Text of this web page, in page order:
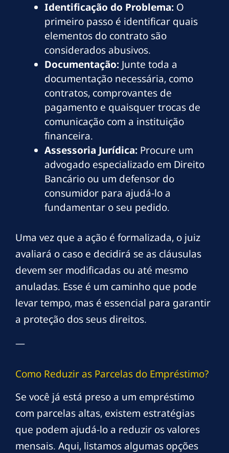
Identificação do Problema: O
primeiro passo é identificar quais
elementos do contrato são
considerados abusivos.
Documentação: Junte toda a
documentação necessária, como
contratos, comprovantes de
pagamento e quaisquer trocas de
comunicação com a instituição
financeira.
Assessoria Jurídica: Procure um
advogado especializado em Direito
Bancário ou um defensor do
consumidor para ajudá-lo a
fundamentar o seu pedido.
Uma vez que a ação é formalizada, o juiz
avaliará o caso e decidirá se as cláusulas
devem ser modificadas ou até mesmo
anuladas. Esse é um caminho que pode
levar tempo, mas é essencial para garantir
a proteção dos seus direitos.
—
Como Reduzir as Parcelas do Empréstimo?
Se você já está preso a um empréstimo
com parcelas altas, existem estratégias
que podem ajudá-lo a reduzir os valores
mensais. Aqui, listamos algumas opções